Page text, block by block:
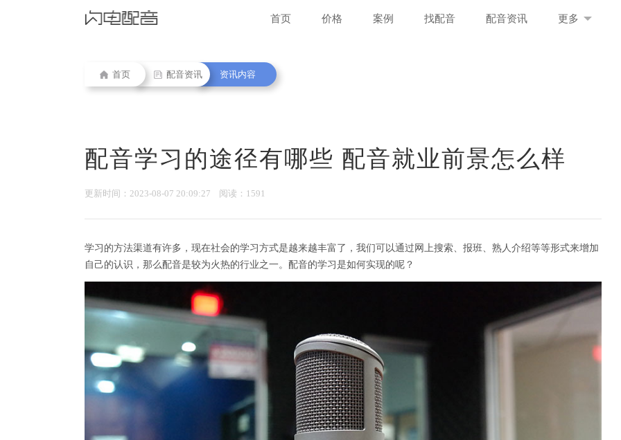
首页 价格 案例 找配音 配音资讯 更多
首页 配音资讯 资讯内容
配音学习的途径有哪些 配音就业前景怎么样
更新时间：2023-08-07 20:09:27 阅读：1591
学习的方法渠道有许多，现在社会的学习方式是越来越丰富了，我们可以通过网上搜索、报班、熟人介绍等等形式来增加
自己的认识，那么配音是较为火热的行业之一。配音的学习是如何实现的呢？